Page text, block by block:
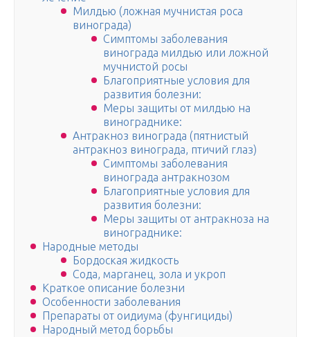
Милдью (ложная мучнистая роса
винограда)
Симптомы заболевания
винограда милдью или ложной
мучнистой росы
Благоприятные условия для
развития болезни:
Меры защиты от милдью на
винограднике:
Антракноз винограда (пятнистый
антракноз винограда, птичий глаз)
Симптомы заболевания
винограда антракнозом
Благоприятные условия для
развития болезни:
Меры защиты от антракноза на
винограднике:
Народные методы
Бордоская жидкость
Сода, марганец, зола и укроп
Краткое описание болезни
Особенности заболевания
Препараты от оидиума (фунгициды)
Народный метод борьбы